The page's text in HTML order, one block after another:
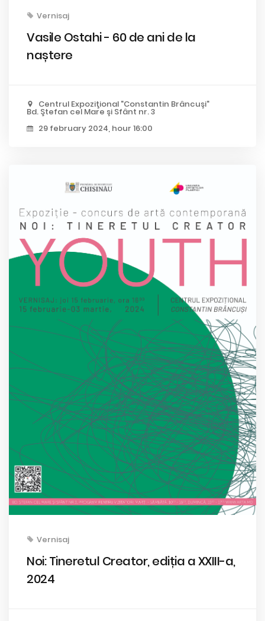
Vernisaj
Vasile Ostahi - 60 de ani de la
naștere
Centrul Expoziţional "Constantin Brâncuşi"
Bd. Ştefan cel Mare şi Sfânt nr. 3
29 february 2024, hour 16:00
Vernisaj
Noi: Tineretul Creator, ediția a XXIII-a,
2024